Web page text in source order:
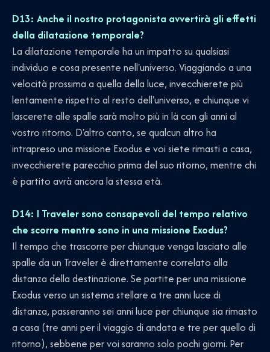
D13: Anche il nostro protagonista avvertirà gli effetti
della dilatazione temporale?
La dilatazione temporale ha un impatto su qualsiasi
individuo e cosa presente nell'universo. Viaggiando a una
velocità prossima a quella della luce, invecchierete più
lentamente rispetto al resto dell'universo, e chiunque vi
lascerete alle spalle sarà molto più in là con gli anni al
vostro ritorno. D'altro canto, se qualcun altro ha
intrapreso una missione Exodus e voi siete rimasti a casa,
invecchierete parecchio prima del suo ritorno, mentre chi
è partito avrà ancora la stessa età.
D14: I Traveler sono consapevoli del tempo relativo
che scorre mentre sono in una missione Exodus?
Il tempo che trascorre per chiunque venga lasciato alle
spalle da un Traveler è direttamente correlato alla
distanza della destinazione. Se partite per una missione
Exodus verso un sistema stellare a tre anni luce di
distanza, passeranno sei anni luce per chiunque sia rimasto
a casa (tre anni per il viaggio di andata e tre per quello di
ritorno), sebbene per voi saranno solo pochi giorni. Per